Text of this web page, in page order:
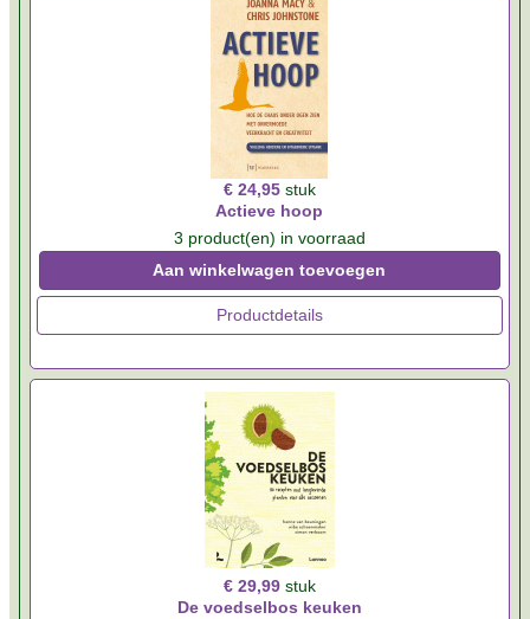
€ 24,95 stuk
Actieve hoop
3 product(en) in voorraad
Aan winkelwagen toevoegen
Productdetails
€ 29,99 stuk
De voedselbos keuken